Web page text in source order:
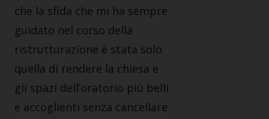
che la sfida che mi ha sempre
guidato nel corso della
ristrutturazione è stata solo
quella di rendere la chiesa e
gli spazi dell’oratorio più belli
e accoglienti senza cancellare